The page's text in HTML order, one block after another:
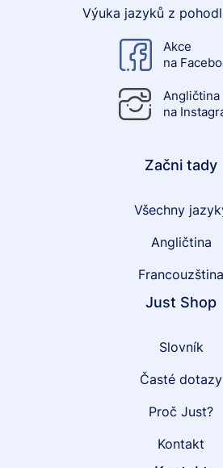
Výuka jazyků z
Akce
na
Angličtina
na
Začni tady
Všechny
Angličtina
Francouzština
Just Shop
Slovník
Časté dotazy
Proč Just?
Kontakt